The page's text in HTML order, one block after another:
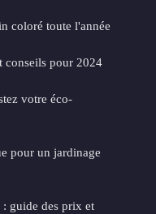
coloré toute l'année
conseils pour 2024
votre éco-
pour un jardinage
guide des prix et